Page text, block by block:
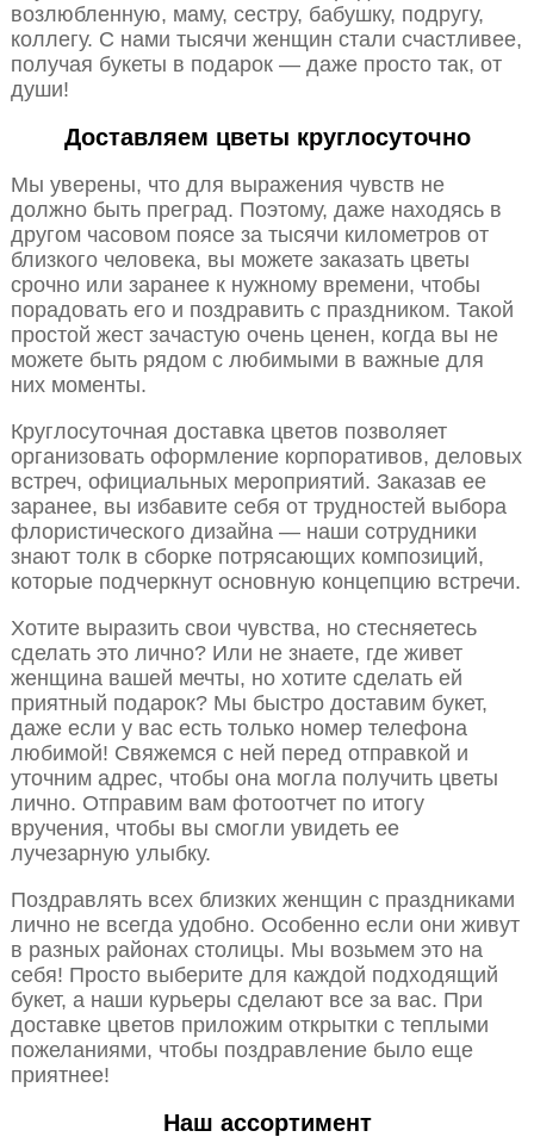
возлюбленную, маму, сестру, бабушку, подругу,
коллегу. С нами тысячи женщин стали счастливее,
получая букеты в подарок — даже просто так, от
души!
Доставляем цветы круглосуточно
Мы уверены, что для выражения чувств не
должно быть преград. Поэтому, даже находясь в
другом часовом поясе за тысячи километров от
близкого человека, вы можете заказать цветы
срочно или заранее к нужному времени, чтобы
порадовать его и поздравить с праздником. Такой
простой жест зачастую очень ценен, когда вы не
можете быть рядом с любимыми в важные для
них моменты.
Круглосуточная доставка цветов позволяет
организовать оформление корпоративов, деловых
встреч, официальных мероприятий. Заказав ее
заранее, вы избавите себя от трудностей выбора
флористического дизайна — наши сотрудники
знают толк в сборке потрясающих композиций,
которые подчеркнут основную концепцию встречи.
Хотите выразить свои чувства, но стесняетесь
сделать это лично? Или не знаете, где живет
женщина вашей мечты, но хотите сделать ей
приятный подарок? Мы быстро доставим букет,
даже если у вас есть только номер телефона
любимой! Свяжемся с ней перед отправкой и
уточним адрес, чтобы она могла получить цветы
лично. Отправим вам фотоотчет по итогу
вручения, чтобы вы смогли увидеть ее
лучезарную улыбку.
Поздравлять всех близких женщин с праздниками
лично не всегда удобно. Особенно если они живут
в разных районах столицы. Мы возьмем это на
себя! Просто выберите для каждой подходящий
букет, а наши курьеры сделают все за вас. При
доставке цветов приложим открытки с теплыми
пожеланиями, чтобы поздравление было еще
приятнее!
Наш ассортимент